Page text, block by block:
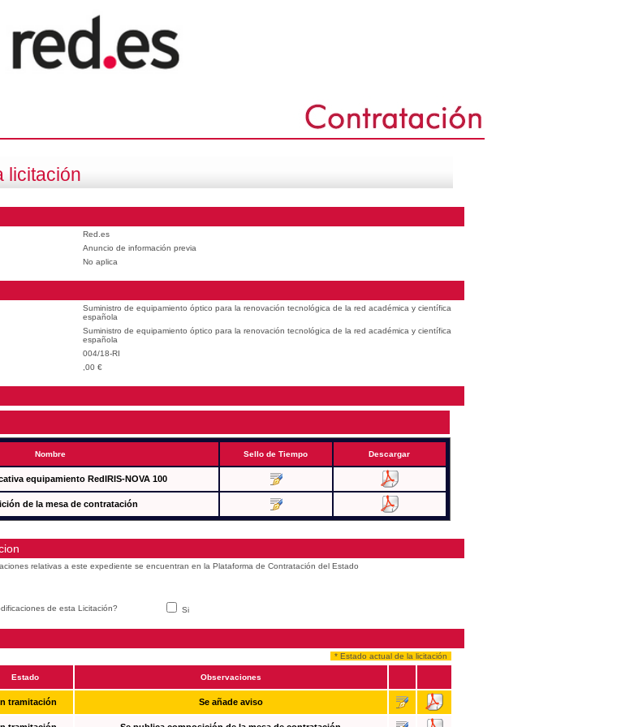
licitación
Red.es
Anuncio de información previa
No aplica
Suministro de equipamiento óptico para la renovación tecnológica de la red académica y científica
española
Suministro de equipamiento óptico para la renovación tecnológica de la red académica y científica
española
004/18-RI
,00 €
Nombre Sello de Tiempo Descargar
equipamiento RedIRIS-NOVA 100
de la mesa de contratación
relativas a este expediente se encuentran en la Plataforma de Contratación del Estado
de esta Licitación? Si
* Estado actual de la licitación
Estado Observaciones
tramitación Se añade aviso